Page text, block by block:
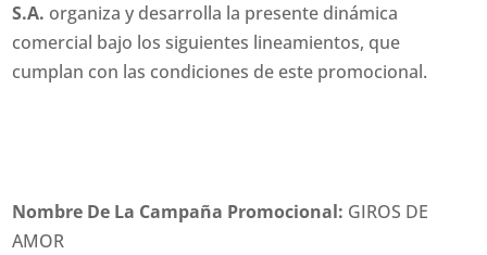
S.A. organiza y desarrolla la presente dinámica
comercial bajo los siguientes lineamientos, que
cumplan con las condiciones de este promocional.
Nombre De La Campaña Promocional: GIROS DE
AMOR